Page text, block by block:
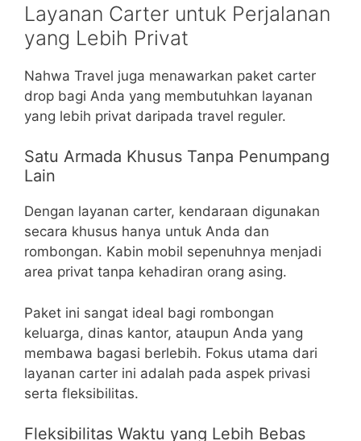
Layanan Carter untuk Perjalanan
yang Lebih Privat
Nahwa Travel juga menawarkan paket carter
drop bagi Anda yang membutuhkan layanan
yang lebih privat daripada travel reguler.
Satu Armada Khusus Tanpa Penumpang
Lain
Dengan layanan carter, kendaraan digunakan
secara khusus hanya untuk Anda dan
rombongan. Kabin mobil sepenuhnya menjadi
area privat tanpa kehadiran orang asing.
Paket ini sangat ideal bagi rombongan
keluarga, dinas kantor, ataupun Anda yang
membawa bagasi berlebih. Fokus utama dari
layanan carter ini adalah pada aspek privasi
serta fleksibilitas.
Fleksibilitas Waktu yang Lebih Bebas